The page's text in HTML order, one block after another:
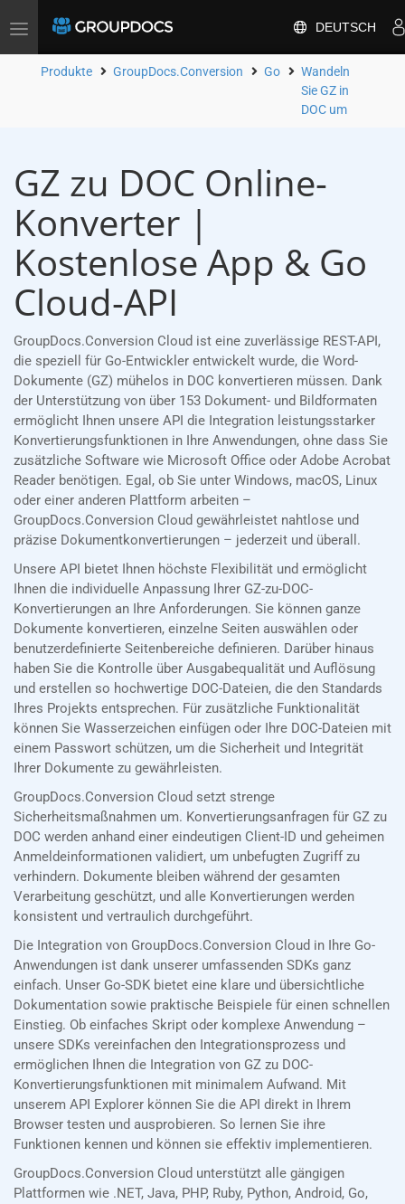
Toggle
DEUTSCH
Produkte GroupDocs.Conversion Go
Wandeln
Sie GZ in
DOC um
GZ zu DOC Online-
Konverter |
Kostenlose App & Go
Cloud-API
GroupDocs.Conversion Cloud ist eine zuverlässige REST-API,
die speziell für Go-Entwickler entwickelt wurde, die Word-
Dokumente (GZ) mühelos in DOC konvertieren müssen. Dank
der Unterstützung von über 153 Dokument- und Bildformaten
ermöglicht Ihnen unsere API die Integration leistungsstarker
Konvertierungsfunktionen in Ihre Anwendungen, ohne dass Sie
zusätzliche Software wie Microsoft Office oder Adobe Acrobat
Reader benötigen. Egal, ob Sie unter Windows, macOS, Linux
oder einer anderen Plattform arbeiten –
GroupDocs.Conversion Cloud gewährleistet nahtlose und
präzise Dokumentkonvertierungen – jederzeit und überall.
Unsere API bietet Ihnen höchste Flexibilität und ermöglicht
Ihnen die individuelle Anpassung Ihrer GZ-zu-DOC-
Konvertierungen an Ihre Anforderungen. Sie können ganze
Dokumente konvertieren, einzelne Seiten auswählen oder
benutzerdefinierte Seitenbereiche definieren. Darüber hinaus
haben Sie die Kontrolle über Ausgabequalität und Auflösung
und erstellen so hochwertige DOC-Dateien, die den Standards
Ihres Projekts entsprechen. Für zusätzliche Funktionalität
können Sie Wasserzeichen einfügen oder Ihre DOC-Dateien mit
einem Passwort schützen, um die Sicherheit und Integrität
Ihrer Dokumente zu gewährleisten.
GroupDocs.Conversion Cloud setzt strenge
Sicherheitsmaßnahmen um. Konvertierungsanfragen für GZ zu
DOC werden anhand einer eindeutigen Client-ID und geheimen
Anmeldeinformationen validiert, um unbefugten Zugriff zu
verhindern. Dokumente bleiben während der gesamten
Verarbeitung geschützt, und alle Konvertierungen werden
konsistent und vertraulich durchgeführt.
Die Integration von GroupDocs.Conversion Cloud in Ihre Go-
Anwendungen ist dank unserer umfassenden SDKs ganz
einfach. Unser Go-SDK bietet eine klare und übersichtliche
Dokumentation sowie praktische Beispiele für einen schnellen
Einstieg. Ob einfaches Skript oder komplexe Anwendung –
unsere SDKs vereinfachen den Integrationsprozess und
ermöglichen Ihnen die Integration von GZ zu DOC-
Konvertierungsfunktionen mit minimalem Aufwand. Mit
unserem API Explorer können Sie die API direkt in Ihrem
Browser testen und ausprobieren. So lernen Sie ihre
Funktionen kennen und können sie effektiv implementieren.
GroupDocs.Conversion Cloud unterstützt alle gängigen
Plattformen wie .NET, Java, PHP, Ruby, Python, Android, Go,